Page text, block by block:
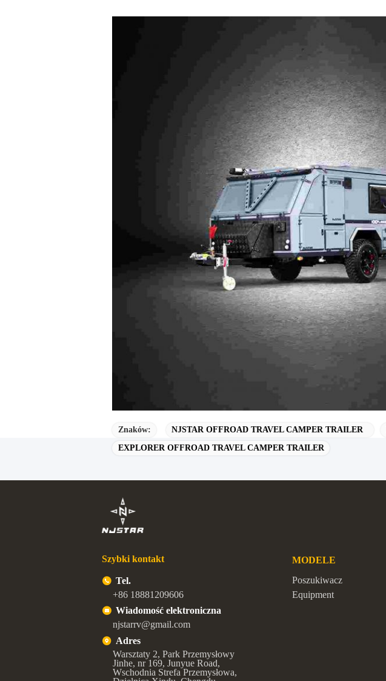
Znaków: NJSTAR OFFROAD TRAVEL CAMPER TRAILER
EXPLORER OFFROAD TRAVEL CAMPER TRAILER
Szybki kontakt
Tel.
+86 18881209606
Wiadomość elektroniczna
njstarrv@gmail.com
Adres
Warsztaty 2, Park Przemysłowy
Jinhe, nr 169, Junyue Road,
Wschodnia Strefa Przemysłowa,
MODELE
Poszukiwacz
Equipment